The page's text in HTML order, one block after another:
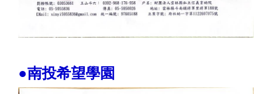
●南投希望學園